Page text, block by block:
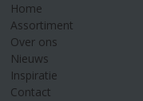
Home
Assortiment
Over ons
Nieuws
Inspiratie
Contact